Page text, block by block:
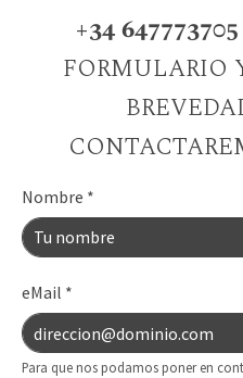
+34 647773705
FORMULARIO
Nombre *
eMail *
Para que nos podamos poner en